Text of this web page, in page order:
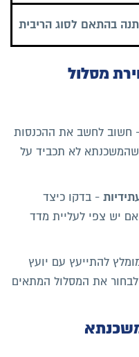
בהתאם לסוג הריבית
מסלול
חשוב לחשב את ההכנסות
שהמשכנתא לא תכביד על
- בדקו כיצד
יש צפי לעליית מדד
להתייעץ עם יועץ
את המסלול המתאים